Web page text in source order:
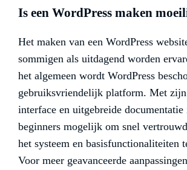
Is een WordPress maken
Het maken van een WordPress
sommigen als uitdagend worden
het algemeen wordt WordPress
gebruiksvriendelijk platform. Met
interface en uitgebreide
beginners mogelijk om snel
het systeem en basisfunctionaliteiten
Voor meer geavanceerde